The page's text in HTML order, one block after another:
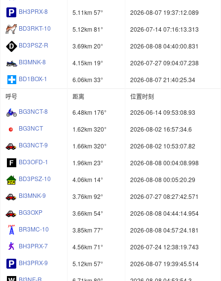
BH3PRX-8
5.11km 57°
2026-08-07 19:37:12.089
BD3RKT-10
5.12km 81°
2026-07-14 07:16:13.313
BD3PSZ-R
3.69km 20°
2026-08-08 04:40:00.831
BI3MNK-8
4.15km 19°
2026-07-27 09:04:07.238
BD1BOX-1
6.06km 33°
2026-08-07 21:40:25.34
呼号
距离
位置时刻
BG3NCT-8
6.48km 176°
2026-06-14 09:53:08.93
BG3NCT
1.62km 320°
2026-08-02 16:57:34.6
BG3NCT-9
1.66km 320°
2026-08-02 10:53:07.82
BD3OFD-1
1.96km 23°
2026-08-08 00:04:08.998
BD3PSZ-10
4.06km 14°
2026-08-08 00:05:20.29
BI3MNK-9
3.76km 92°
2026-07-27 08:27:42.571
BG3OXP
3.66km 54°
2026-08-08 04:44:14.954
BR3MC-10
3.85km 77°
2026-08-08 04:57:24.181
BH3PRX-7
4.56km 71°
2026-07-24 12:38:19.743
BH3PRX-9
5.12km 57°
2026-08-07 19:39:45.514